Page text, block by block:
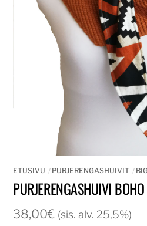
ETUSIVU PURJERENGASHUIVIT
PURJERENGASHUIVI
38,00€ (sis. alv. 25,5%)